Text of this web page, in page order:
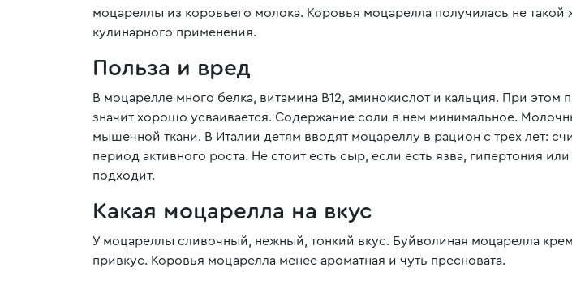
моцареллы из коровьего молока. Коровья моцарелла получилась не
кулинарного применения.
Польза и вред
В моцарелле много белка, витамина В12, аминокислот и кальция. При этом
значит хорошо усваивается. Содержание соли в нем минимальное.
мышечной ткани. В Италии детям вводят моцареллу в рацион с трех лет:
период активного роста. Не стоит есть сыр, если есть язва, гипертония
подходит.
Какая моцарелла на вкус
У моцареллы сливочный, нежный, тонкий вкус. Буйволиная моцарелла
привкус. Коровья моцарелла менее ароматная и чуть пресновата.